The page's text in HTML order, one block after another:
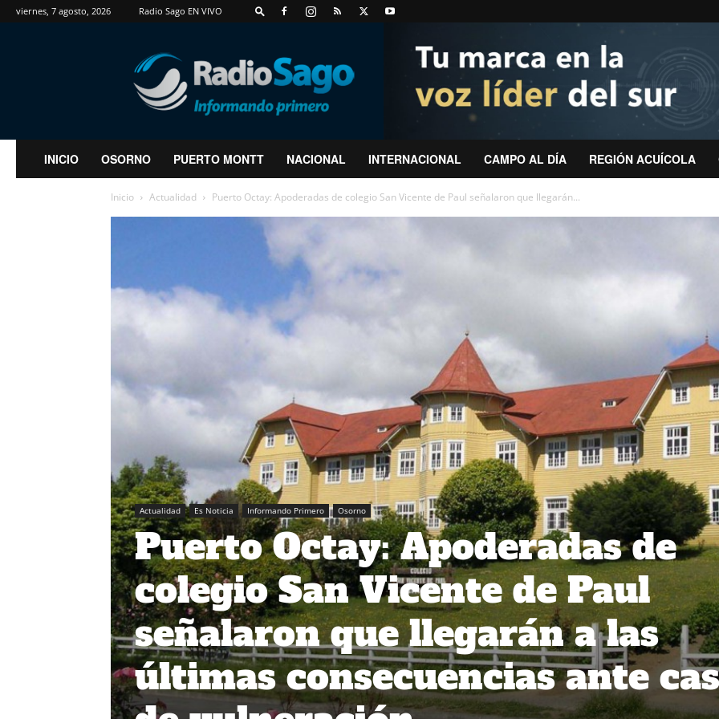
viernes, 7 agosto, 2026 Radio Sago EN VIVO
RadioSago
INICIO OSORNO PUERTO MONTT NACIONAL INTERNACIONAL CAMPO AL DÍA REGIÓN ACUÍCOLA
Inicio Actualidad Puerto Octay: Apoderadas de colegio San Vicente de Paul señalaron que llegarán...
Actualidad Es Noticia Informando Primero Osorno
Puerto Octay: Apoderadas de
colegio San Vicente de Paul
señalaron que llegarán a las
últimas consecuencias ante